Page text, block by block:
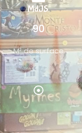
90
M² de surface